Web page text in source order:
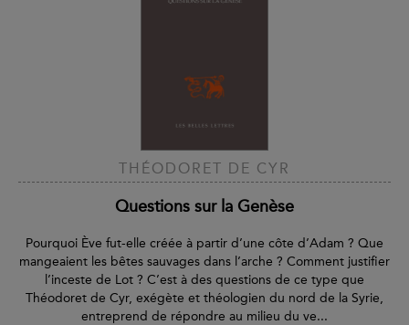
THÉODORET DE CYR
Questions sur la Genèse
Pourquoi Ève fut-elle créée à partir d’une côte d’Adam ? Que
mangeaient les bêtes sauvages dans l’arche ? Comment justifier
l’inceste de Lot ? C’est à des questions de ce type que
Théodoret de Cyr, exégète et théologien du nord de la Syrie,
entreprend de répondre au milieu du ve...